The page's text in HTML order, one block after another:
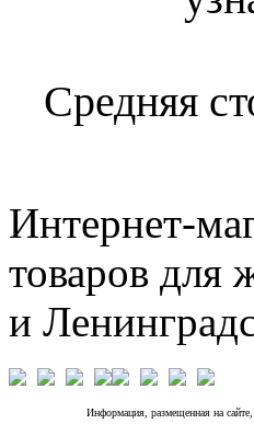
Средняя
Интернет-
товаров для
и
Информация, размещенная на